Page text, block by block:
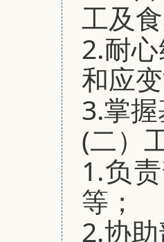
工及
2.耐
和应
3.掌
(二）
1.负
等；
2.协